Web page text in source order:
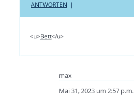
ANTWORTEN |
<u>Bett</u>
max
Mai 31, 2023 um 2:57 p.m.